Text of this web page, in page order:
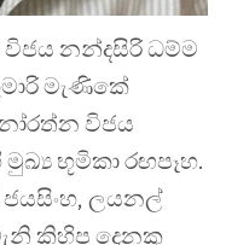
නන්දසිරි ධම්ම
මැණිකේ
විජය
භූමිකා රඟපෑහ.
ජයසිංහ, ලයනල්
කිහිප දෙනකු